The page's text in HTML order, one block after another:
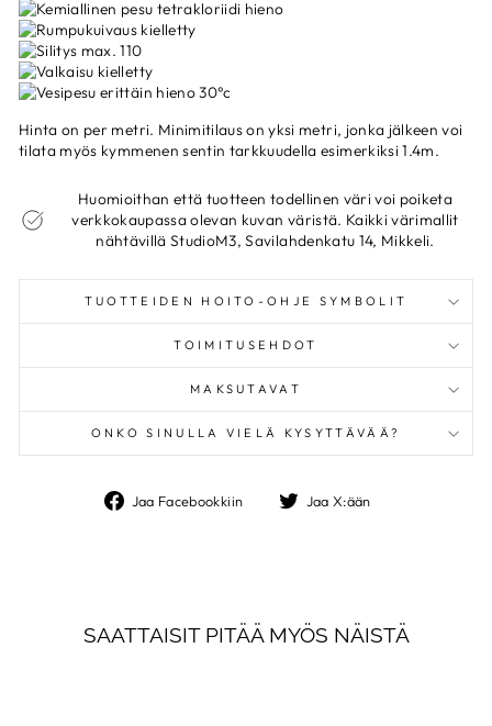
Hinta on per metri. Minimitilaus on yksi metri, jonka jälkeen voi
tilata myös kymmenen sentin tarkkuudella esimerkiksi 1.4m.
Huomioithan että tuotteen todellinen väri voi poiketa
verkkokaupassa olevan kuvan väristä. Kaikki värimallit
nähtävillä StudioM3, Savilahdenkatu 14, Mikkeli.
TUOTTEIDEN HOITO-OHJE SYMBOLIT
TOIMITUSEHDOT
MAKSUTAVAT
ONKO SINULLA VIELÄ KYSYTTÄVÄÄ?
Jaa Facebookkiin
Jaa
Jaa X:ään
SAATTAISIT PITÄÄ MYÖS NÄISTÄ